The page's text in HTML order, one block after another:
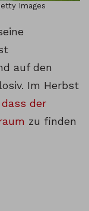
Images
auf den
Im Herbst
der
zu finden